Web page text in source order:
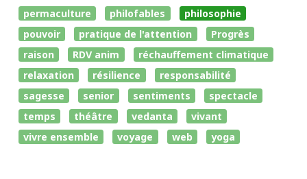
permaculture
philofables
philosophie
pouvoir
pratique de l'attention
Progrès
raison
RDV anim
réchauffement climatique
relaxation
résilience
responsabilité
sagesse
senior sentiments
spectacle
temps
théâtre vedanta
vivant
vivre ensemble
voyage web yoga